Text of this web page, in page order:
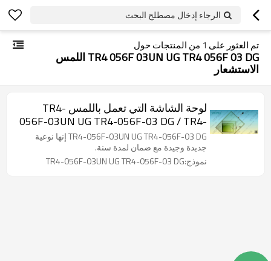
الرجاء إدخال مصطلح البحث
تم العثور على 1 من المنتجات حول
TR4 056F 03UN UG TR4 056F 03 DG اللمس
الاستشعار
لوحة الشاشة التي تعمل باللمس TR4-
056F-03UN UG TR4-056F-03 DG / TR4-
056F-03UN UG TR4-056F-03 لوحة
اللمس
TR4-056F-03UN UG TR4-056F-03 DG إنها نوعية
جديدة وجيدة مع ضمان لمدة سنة.
نموذج:TR4-056F-03UN UG TR4-056F-03 DG